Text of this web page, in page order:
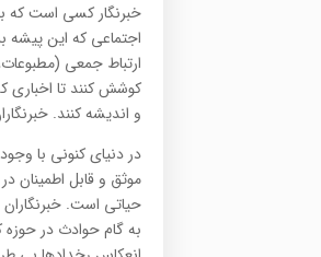
خبرنگار کسی است که
اجتماعی که این پیشه
ارتباط جمعی
کوشش کنند تا اخباری
و اندیشه کنند.
در دنیای کنونی با
موثق و قابل اطمینان
حیاتى است.
به گام حوادث در